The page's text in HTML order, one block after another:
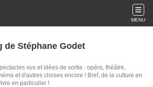
MENU
de Stéphane Godet
vus et idées de sortie : opéra, théâtre,
et d'autres choses encore ! Bref, de la culture en
en particulier !